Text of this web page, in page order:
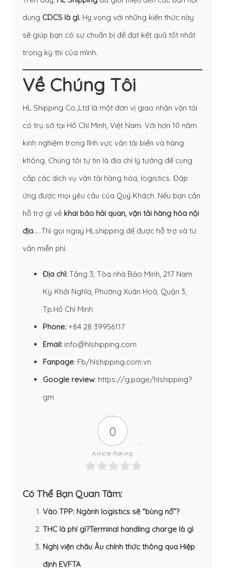
dung CDCS là gì. Hy vọng với những kiến thức này
sẽ giúp bạn có sự chuẩn bị để đạt kết quả tốt nhất
trong kỳ thi của mình.
Về Chúng Tôi
HL Shipping Co.,Ltd là một đơn vị giao nhận vận tải
có trụ sở tại Hồ Chí Minh, Việt Nam. Với hơn 10 năm
kinh nghiệm trong lĩnh vực vân tải biển và hàng
không. Chúng tôi tự tin là địa chỉ lý tưởng để cung
cấp các dịch vụ vận tải hàng hóa, logistics. Đáp
ứng được mọi yêu cầu của Quý Khách. Nếu bạn cần
hỗ trợ gì về khai báo hải quan, vận tải hàng hóa nội
địa…. Thì gọi ngay HLshipping để được hỗ trợ và tư
vấn miễn phí.
Địa chỉ: Tầng 3, Tòa nhà Bảo Minh, 217 Nam
Kỳ Khởi Nghĩa, Phường Xuân Hoà, Quận 3,
Tp.Hồ Chí Minh
Phone: +84 28 39956117
Email: info@hlshipping.com
Fanpage: Fb/hlshipping.com.vn
Google review: https://g.page/hlshipping?
gm
0
Article Rating
Có Thể Bạn Quan Tâm:
Vào TPP: Ngành logistics sẽ “bùng nổ”?
THC là phí gì?Terminal handling charge là gì
Nghị viện châu Âu chính thức thông qua Hiệp
định EVFTA